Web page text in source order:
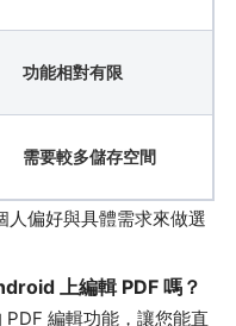
功能相對有限
需要較多儲存空間
人偏好與具體需求來做選
上編輯 PDF 嗎？
編輯功能，讓您能直